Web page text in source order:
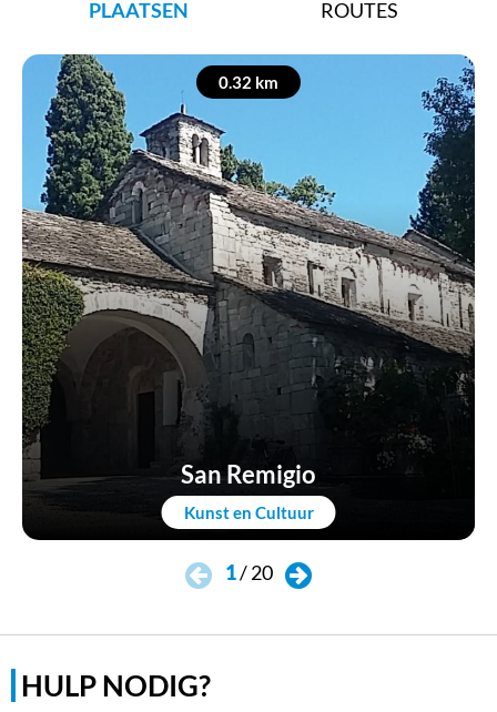
PLAATSEN ROUTES
0.32 km
Kunst en Cultuur
San Remigio
1/20
HULP NODIG?